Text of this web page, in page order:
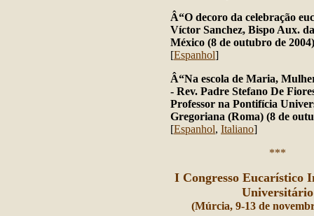
Â“O decoro da celebração
Víctor Sanchez, Bispo Aux.
México (8 de outubro de 2004)
[Espanhol]
Â“Na escola de Maria,
- Rev. Padre Stefano De
Professor na Pontifícia
Gregoriana (Roma) (8 de
[Espanhol, Italiano]
***
I Congresso Eucarístico
Universitário
(Múrcia, 9-13 de